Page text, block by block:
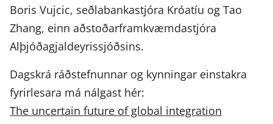
Boris Vujcic, seðlabankastjóra Króatíu og Tao
Zhang, einn aðstoðarframkvæmdastjóra
Alþjóðagjaldeyrissjóðsins.
Dagskrá ráðstefnunnar og kynningar einstakra
fyrirlesara má nálgast hér:
The uncertain future of global integration